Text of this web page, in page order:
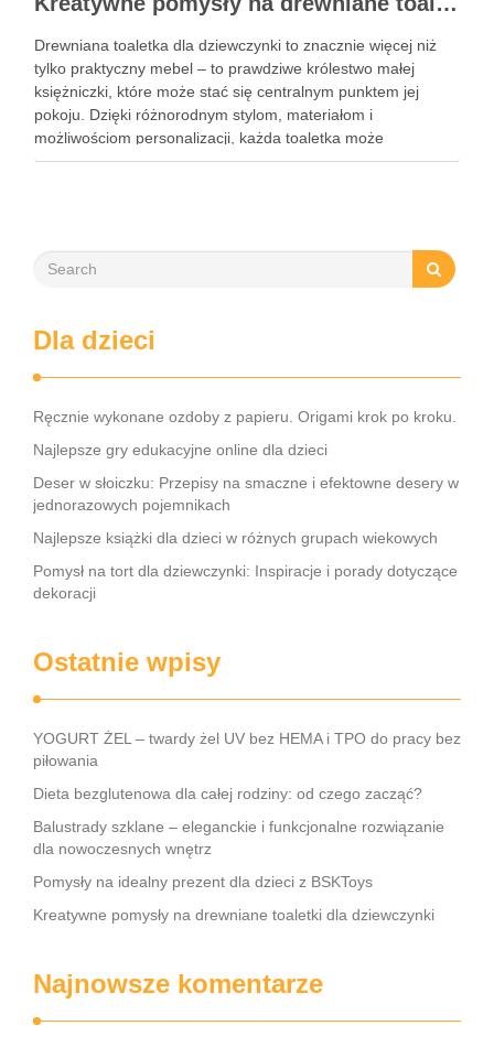
Drewniana toaletka dla dziewczynki to znacznie więcej niż
tylko praktyczny mebel – to prawdziwe królestwo małej
księżniczki, które może stać się centralnym punktem jej
pokoju. Dzięki różnorodnym stylom, materiałom i
możliwościom personalizacji, każda toaletka może
odzwierciedlać wyjątkowy charakter dziecka, wprowadzając
Dla dzieci
Ręcznie wykonane ozdoby z papieru. Origami krok po kroku.
Najlepsze gry edukacyjne online dla dzieci
Deser w słoiczku: Przepisy na smaczne i efektowne desery w
jednorazowych pojemnikach
Najlepsze książki dla dzieci w różnych grupach wiekowych
Pomysł na tort dla dziewczynki: Inspiracje i porady dotyczące
dekoracji
Ostatnie wpisy
YOGURT ŻEL – twardy żel UV bez HEMA i TPO do pracy bez
piłowania
Dieta bezglutenowa dla całej rodziny: od czego zacząć?
Balustrady szklane – eleganckie i funkcjonalne rozwiązanie
dla nowoczesnych wnętrz
Pomysły na idealny prezent dla dzieci z BSKToys
Kreatywne pomysły na drewniane toaletki dla dziewczynki
Najnowsze komentarze